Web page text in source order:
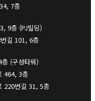
7층
9층 (PJ빌딩)
길 101, 6층
(구성타워)
464, 3층
220번길 31, 5층